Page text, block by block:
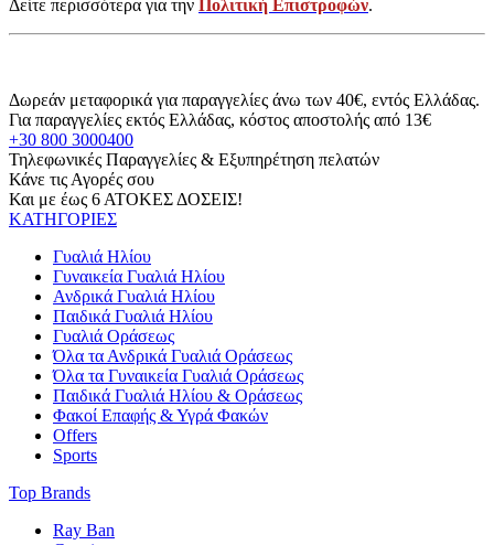
Δείτε περισσότερα για την Πολιτική Επιστροφών.
Δωρεάν μεταφορικά για παραγγελίες άνω των 40€, εντός Ελλάδας.
Για παραγγελίες εκτός Ελλάδας, κόστος αποστολής από 13€
+30 800 3000400
Τηλεφωνικές Παραγγελίες & Εξυπηρέτηση πελατών
Κάνε τις Αγορές σου
Και με έως 6 ΑΤΟΚΕΣ ΔΟΣΕΙΣ!
ΚΑΤΗΓΟΡΙΕΣ
Γυαλιά Ηλίου
Γυναικεία Γυαλιά Ηλίου
Ανδρικά Γυαλιά Ηλίου
Παιδικά Γυαλιά Ηλίου
Γυαλιά Οράσεως
Όλα τα Ανδρικά Γυαλιά Οράσεως
Όλα τα Γυναικεία Γυαλιά Οράσεως
Παιδικά Γυαλιά Ηλίου & Οράσεως
Φακοί Επαφής & Υγρά Φακών
Offers
Sports
Top Brands
Ray Ban